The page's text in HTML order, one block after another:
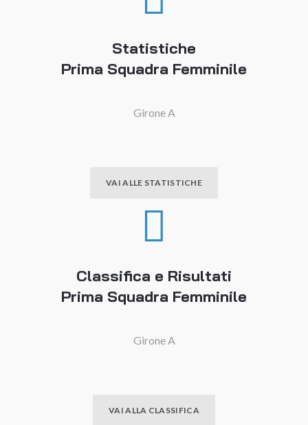
Statistiche
Prima Squadra Femminile
Girone A
VAI ALLE STATISTICHE
Classifica e Risultati
Prima Squadra Femminile
Girone A
VAI ALLA CLASSIFICA